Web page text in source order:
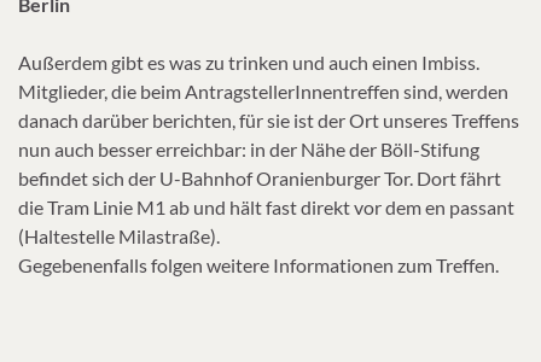
Außerdem gibt es was zu trinken und auch einen Imbiss.
Mitglieder, die beim AntragstellerInnentreffen sind, werden
danach darüber berichten, für sie ist der Ort unseres Treffens
nun auch besser erreichbar: in der Nähe der Böll-Stifung
befindet sich der U-Bahnhof Oranienburger Tor. Dort fährt
die Tram Linie M1 ab und hält fast direkt vor dem en passant
(Haltestelle Milastraße).
Gegebenenfalls folgen weitere Informationen zum Treffen.